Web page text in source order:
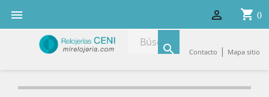
 shopping_cart 0

 Contacto | Mapa sitio